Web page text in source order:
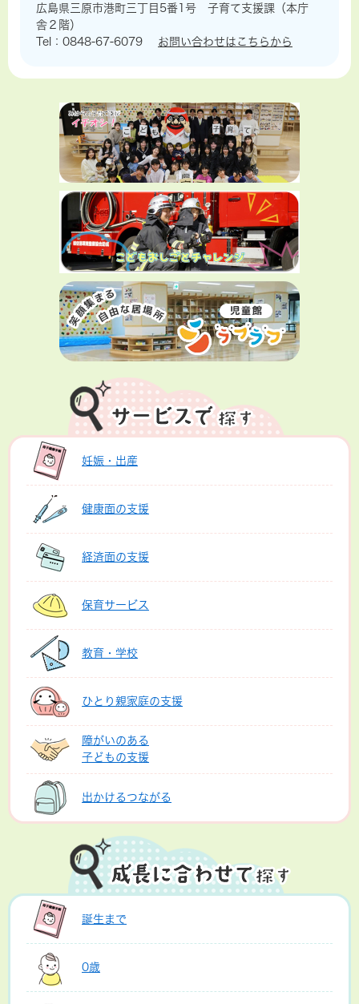
広島県三原市港町三丁目5番1号 子育て支援課（本庁
舎２階）
Tel：0848-67-6079
お問い合わせはこちらから
妊娠・出産
健康面の支援
経済面の支援
保育サービス
教育・学校
ひとり親家庭の支援
障がいのある
子どもの支援
出かけるつながる
誕生まで
0歳